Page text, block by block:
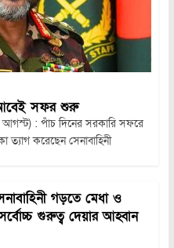
আবেই সফর শুরু
আগস্ট) : পাঁচ দিনের সরকারি সফরে
ত্যাগ করেছেন সেনাবাহিনী
গড়তে মেধা ও
গুরুত্ব দেয়ার আহ্বান